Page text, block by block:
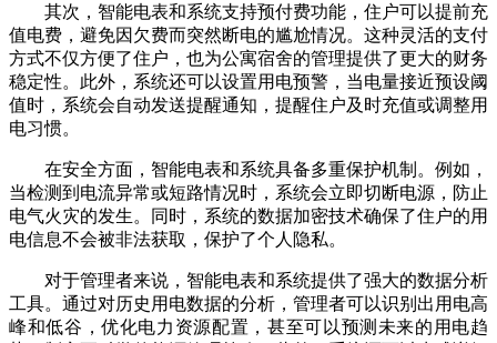
其次，智能电表和系统支持预付费功能，住户可以提前充
值电费，避免因欠费而突然断电的尴尬情况。这种灵活的支付
方式不仅方便了住户，也为公寓宿舍的管理提供了更大的财务
稳定性。此外，系统还可以设置用电预警，当电量接近预设阈
值时，系统会自动发送提醒通知，提醒住户及时充值或调整用
电习惯。
在安全方面，智能电表和系统具备多重保护机制。例如，
当检测到电流异常或短路情况时，系统会立即切断电源，防止
电气火灾的发生。同时，系统的数据加密技术确保了住户的用
电信息不会被非法获取，保护了个人隐私。
对于管理者来说，智能电表和系统提供了强大的数据分析
工具。通过对历史用电数据的分析，管理者可以识别出用电高
峰和低谷，优化电力资源配置，甚至可以预测未来的用电趋